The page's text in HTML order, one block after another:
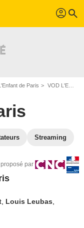
profil search
de Paris VOD L'Enfant de Paris
Streaming
par
Louis Leubas